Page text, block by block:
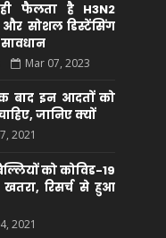
फैलता है H3N2
सोशल डिस्टेंसिंग
Mar 07, 2023
बाद इन आदतों को
जानिए क्यों
2021
को कोविड-19
रिसर्च से हुआ
2021